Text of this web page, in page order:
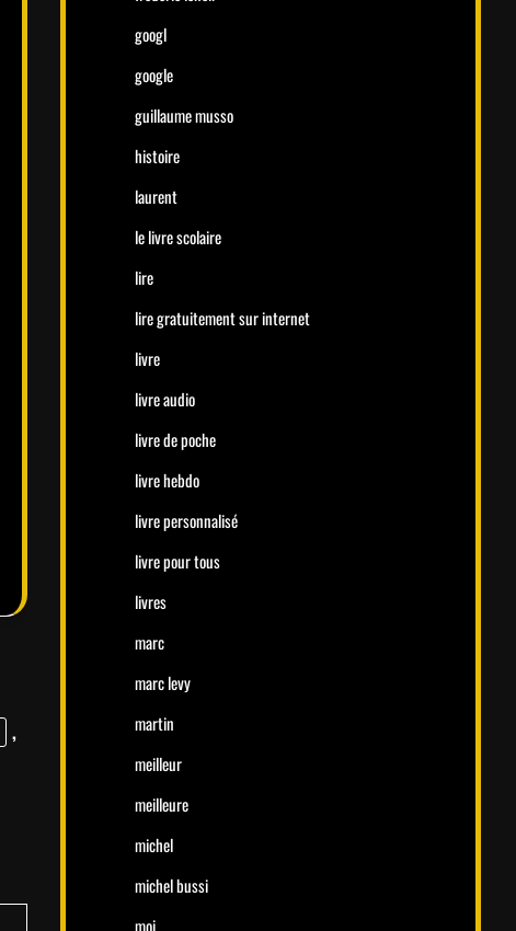
,
googl
google
guillaume musso
histoire
laurent
le livre scolaire
lire
lire gratuitement sur internet
livre
livre audio
livre de poche
livre hebdo
livre personnalisé
livre pour tous
livres
marc
marc levy
martin
meilleur
meilleure
michel
michel bussi
moi